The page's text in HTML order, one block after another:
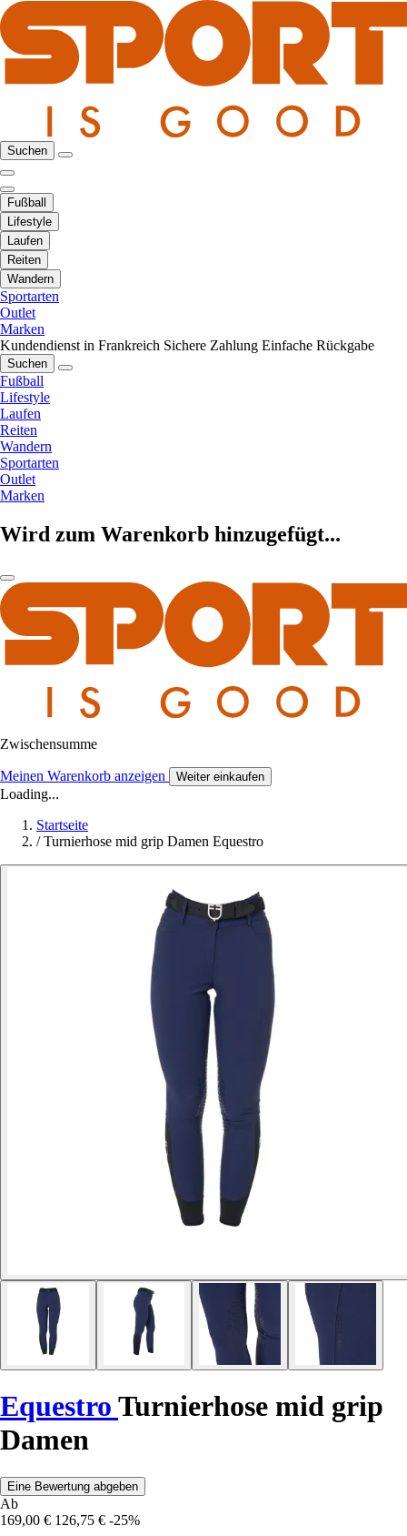
Suchen
Fußball
Lifestyle
Laufen
Reiten
Wandern
Sportarten
Outlet
Marken
Kundendienst in Frankreich Sichere Zahlung Einfache Rückgabe
Suchen
Fußball
Lifestyle
Laufen
Reiten
Wandern
Sportarten
Outlet
Marken
Wird zum Warenkorb hinzugefügt...
Zwischensumme
Meinen Warenkorb anzeigen Weiter einkaufen
Loading...
Startseite
/ Turnierhose mid grip Damen Equestro
Equestro Turnierhose mid grip
Damen
Eine Bewertung abgeben
Ab
169,00 € 126,75 € -25%